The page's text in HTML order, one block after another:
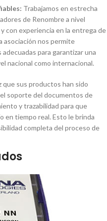
Trabajamos en estrecha
de Renombre a nivel
con experiencia en la entrega de
asociación nos permite
para garantizar una
nacional como internacional.
que sus productos han sido
soporte del documentos de
y trazabilidad para que
en tiempo real. Esto le brinda
completa del proceso de